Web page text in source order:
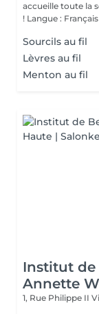
accueille toute la
! Langue :
Sourcils au fil
Lèvres au fil
Menton au fil
Institut de
Annette
1, Rue Philippe II